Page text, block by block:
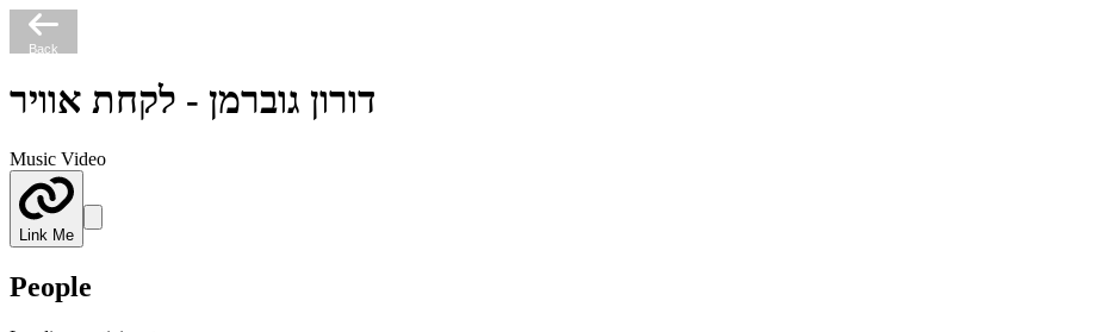
Back
דורון גוברמן - לקחת אוויר
Music Video
Link Me
People